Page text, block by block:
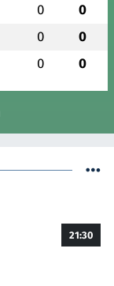
0 0
0 0
0 0
21:30